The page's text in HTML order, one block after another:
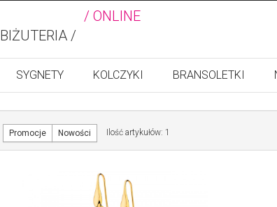
/ ONLINE
BIŻUTERIA /
SYGNETY KOLCZYKI BRANSOLETKI
Promocje Nowości Ilość artykułów: 1